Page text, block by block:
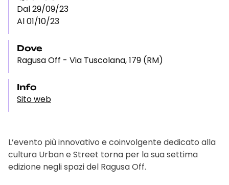
Dal 29/09/23
Al 01/10/23
Dove
Ragusa Off - Via Tuscolana, 179 (RM)
Info
Sito web
L’evento più innovativo e coinvolgente dedicato alla
cultura Urban e Street torna per la sua settima
edizione negli spazi del Ragusa Off.